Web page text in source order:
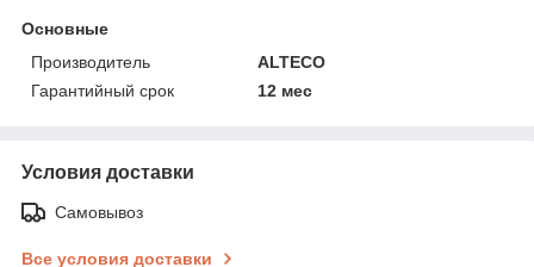
Основные
Производитель
ALTECO
Гарантийный срок
12 мес
Условия доставки
Самовывоз
Все условия доставки